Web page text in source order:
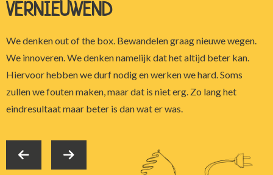
VERNIEUWEND
We denken out of the box. Bewandelen graag nieuwe wegen.
We innoveren. We denken namelijk dat het altijd beter kan.
Hiervoor hebben we durf nodig en werken we hard. Soms
zullen we fouten maken, maar dat is niet erg. Zo lang het
eindresultaat maar beter is dan wat er was.
Previous
tab
Next
tab